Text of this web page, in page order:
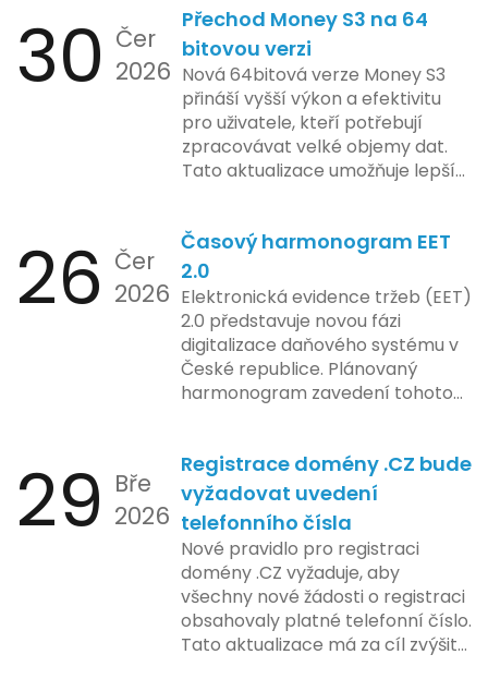
bezpečnost a ochranu spotřebitelů,
regulační orgány různých zemí jsou
na pozoru a sledují vývoj celého
případu velmi bedlivě. Vedení
společnosti zatím neposkytlo
podrobnější informace o
konkrétních záměrech či časové
ose zavedení této technologie.
kontrolovaném prostředí. Uživatelé
mají možnost předem se seznámit s
aktualizacemi, a tím lépe připravit
své systémy na oficiální zavedení
nového systému.
30 Čer
2026
Přechod Money S3 na 64
bitovou verzi
Nová 64bitová verze Money S3
přináší vyšší výkon a efektivitu
pro uživatele, kteří potřebují
zpracovávat velké objemy dat.
Tato aktualizace umožňuje lepší
podniky s náročnými účetními
procesy.
26 Čer
2026
Časový harmonogram EET
2.0
Elektronická evidence tržeb (EET)
2.0 představuje novou fázi
digitalizace daňového systému v
České republice. Plánovaný
harmonogram zavedení tohoto
zahrnuje přípravu technické
platformy a legislativních změn,
které by měly být předloženy do
konce tohoto roku. Očekává se,
že tato fáze umožní adaptaci
systémů a rozšíření podpory pro
podnikatele, přičemž všechny
potřebné technologie by měly
být dostupné k testování v rámci
29 Bře
2026
Registrace domény .CZ bude
vyžadovat uvedení
telefonního čísla
Nové pravidlo pro registraci
domény .CZ vyžaduje, aby
všechny nové žádosti o registraci
obsahovaly platné telefonní číslo.
Tato aktualizace má za cíl zvýšit